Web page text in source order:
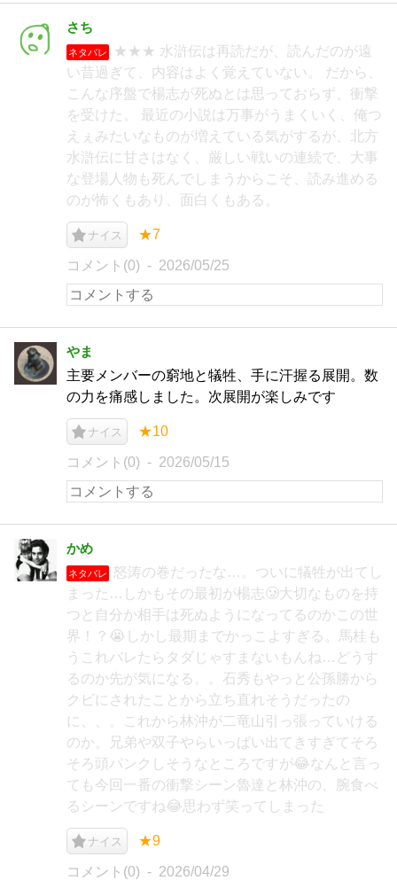
さち
ネタバレ
★★★ 水滸伝は再読だが、読んだのが遠
い昔過ぎて、内容はよく覚えていない。 だから、
こんな序盤で楊志が死ぬとは思っておらず、衝撃
を受けた。 最近の小説は万事がうまくいく、俺つ
えぇみたいなものが増えている気がするが、北方
水滸伝に甘さはなく、厳しい戦いの連続で、大事
な登場人物も死んでしまうからこそ、読み進める
のが怖くもあり、面白くもある。
ナイス ★7
コメント(0) 2026/05/25
やま
主要メンバーの窮地と犠牲、手に汗握る展開。数
の力を痛感しました。次展開が楽しみです
ナイス ★10
コメント(0) 2026/05/15
かめ
ネタバレ
怒涛の巻だったな…。ついに犠牲が出てし
まった…しかもその最初が楊志🥲大切なものを持
つと自分か相手は死ぬようになってるのかこの世
界！？😭しかし最期までかっこよすぎる。馬桂も
うこれバレたらタダじゃすまないもんね…どうす
るのか先が気になる。。石秀もやっと公孫勝から
クビにされたことから立ち直れそうだったの
に、、。これから林沖が二竜山引っ張っていける
のか。兄弟や双子やらいっぱい出てきすぎてそろ
そろ頭パンクしそうなところですが😂なんと言っ
ても今回一番の衝撃シーン魯達と林沖の、腕食べ
るシーンですね😂思わず笑ってしまった
ナイス ★9
コメント(0) 2026/04/29